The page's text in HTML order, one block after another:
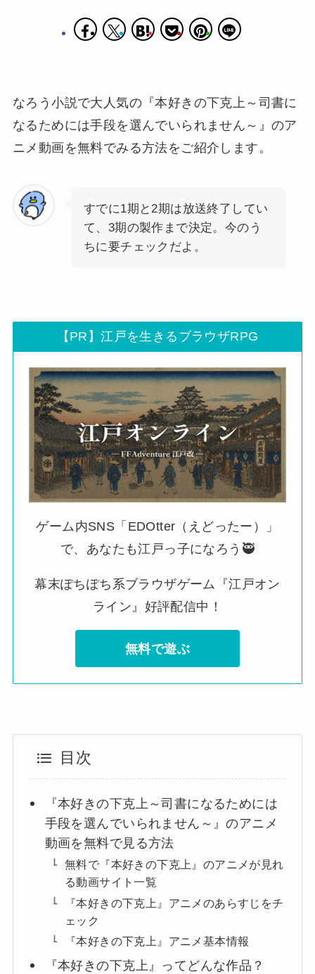
なろう小説で大人気の『本好きの下克上～司書に
なるためには手段を選んでいられません～』のア
ニメ動画を無料でみる方法をご紹介します。
すでに1期と2期は放送終了してい
て、3期の製作まで決定。今のう
ちに要チェックだよ。
【PR】江戸を生きるブラウザRPG
ゲーム内SNS「EDOtter（えどったー）」
で、あなたも江戸っ子になろう🥷
幕末ぽちぽち系ブラウザゲーム『江戸オン
ライン』好評配信中！
無料で遊ぶ
目次
『本好きの下克上～司書になるためには
手段を選んでいられません～』のアニメ
動画を無料で見る方法
無料で『本好きの下克上』のアニメが見れ
る動画サイト一覧
『本好きの下克上』アニメのあらすじをチ
ェック
『本好きの下克上』アニメ基本情報
『本好きの下克上』ってどんな作品？